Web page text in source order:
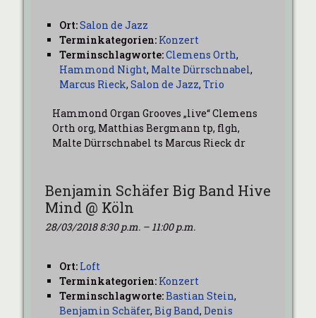
Ort:Salon de Jazz
Terminkategorien: Konzert
Terminschlagworte:Clemens Orth,
Hammond Night, Malte Dürrschnabel,
Marcus Rieck, Salon de Jazz, Trio
Hammond Organ Grooves „live“ Clemens
Orth org, Matthias Bergmann tp, flgh,
Malte Dürrschnabel ts Marcus Rieck dr
Benjamin Schäfer Big Band Hive
Mind @ Köln
28/03/2018 8:30 p.m. – 11:00 p.m.
Ort: Loft
Terminkategorien: Konzert
Terminschlagworte:Bastian Stein,
Benjamin Schäfer, Big Band, Denis